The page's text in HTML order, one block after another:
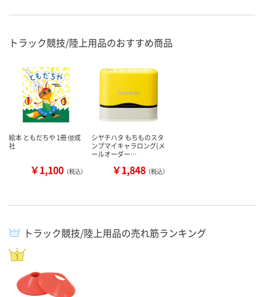
トラック競技/陸上用品のおすすめ商品
絵本 ともだちや 1冊 偕成
社
￥1,100 （税込）
シヤチハタ もちものスタ
ンプマイキャラロング(メ
ールオーダー…
￥1,848 （税込）
トラック競技/陸上用品の売れ筋ランキング